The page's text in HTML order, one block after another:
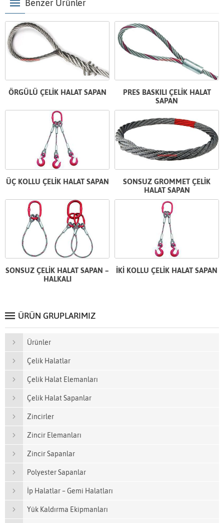
Benzer Ürünler
ÖRGÜLÜ ÇELİK HALAT SAPAN
PRES BASKILI ÇELİK HALAT
SAPAN
ÜÇ KOLLU ÇELİK HALAT SAPAN
SONSUZ GROMMET ÇELİK
HALAT SAPAN
SONSUZ ÇELİK HALAT SAPAN –
HALKALI
İKİ KOLLU ÇELİK HALAT SAPAN
ÜRÜN GRUPLARIMIZ
Ürünler
Çelik Halatlar
Çelik Halat Elemanları
Çelik Halat Sapanlar
Zincirler
Zincir Elemanları
Zincir Sapanlar
Polyester Sapanlar
İp Halatlar – Gemi Halatları
Yük Kaldırma Ekipmanları